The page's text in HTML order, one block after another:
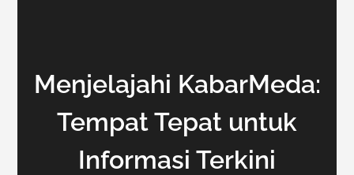
Menjelajahi KabarMeda:
Tempat Tepat untuk
Informasi Terkini